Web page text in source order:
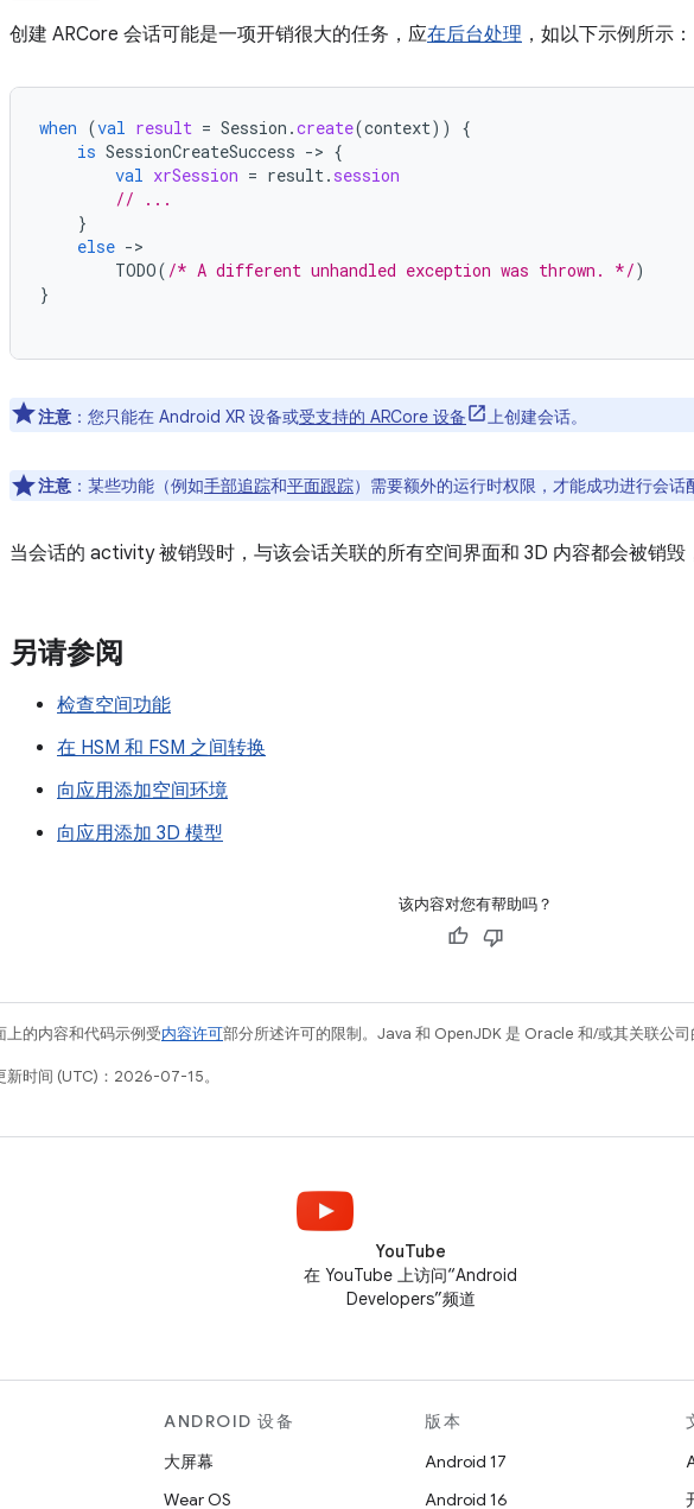
创建 ARCore 会话可能是一项开销很大的任务，应在后台处理 ，如以下示例所示：
when (val result = Session .create(context))
{
is SessionCreateSuccess -> {
val xrSession = result. session
// ...
}
else -
TODO( /* A different unhandled exception was thrown. */)
}
注意 ： 您只能在 Android XR 设备或受支持的 ARCore 设备 上创建会话。
注意 ： 某些功能（例如手部追踪和平面跟踪）需要额外的运行时权限，才能成功进行会话
当会话的 activity 被销毁时，与该会话关联的所有空间界面和 3D 内容都会被销毁
另请参阅
检查空间功能
在 HSM 和 FSM 之间转换
向应用添加空间环境
向应用添加 3D 模型
该内容对您有帮助吗？
上的内容和代码示例受内容许可部分所述许可的限制。Java 和 OpenJDK 是 Oracle 和/或其关联公司
新时间 (UTC)：2026-07-15。
YouTube
在 YouTube 上访问“Android
Developers”频道
ANDROID 设备
大屏幕
Wear OS
版本
Android 17
Android 16